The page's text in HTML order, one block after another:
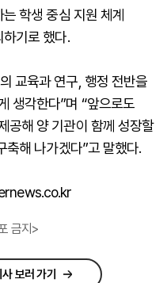
학생 중심 지원 체계
기로 했다.
교육과 연구, 행정 전반을
생각한다”며 “앞으로도
공해 양 기관이 함께 성장할
축해 나가겠다”고 말했다.
금지>
보러 가기